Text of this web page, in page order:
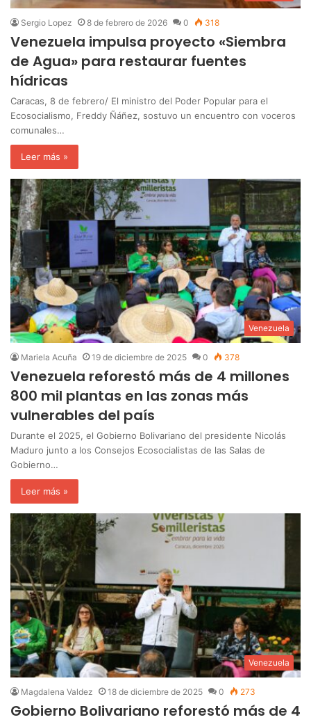
Sergio Lopez 8 de febrero de 2026 0 318
Venezuela impulsa proyecto «Siembra
de Agua» para restaurar fuentes
hídricas
Caracas, 8 de febrero/ El ministro del Poder Popular para el
Ecosocialismo, Freddy Ñáñez, sostuvo un encuentro con voceros
comunales…
Leer más »
Venezuela
Mariela Acuña 19 de diciembre de 2025 0 378
Venezuela reforestó más de 4 millones
800 mil plantas en las zonas más
vulnerables del país
Durante el 2025, el Gobierno Bolivariano del presidente Nicolás
Maduro junto a los Consejos Ecosocialistas de las Salas de
Gobierno…
Leer más »
Venezuela
Magdalena Valdez 18 de diciembre de 2025 0 273
Gobierno Bolivariano reforestó más de 4